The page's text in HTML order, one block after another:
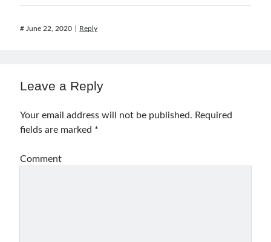
# June 22, 2020 Reply
Leave a Reply
Your email address will not be published. Required
fields are marked *
Comment